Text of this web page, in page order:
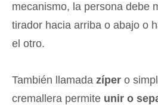
mecanismo, la persona debe
tirador hacia arriba o abajo o
el otro.
También llamada zíper o
cremallera permite unir o